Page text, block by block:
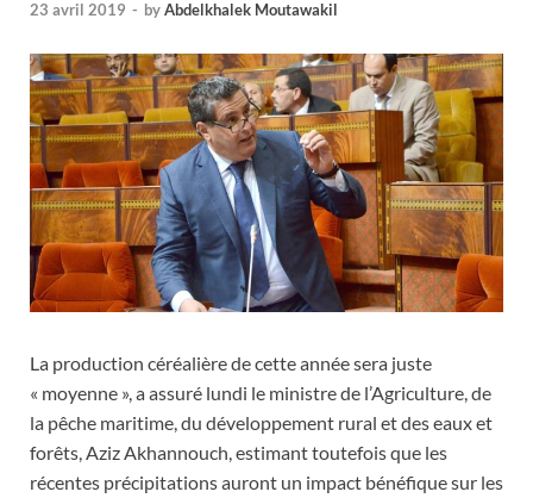
23 avril 2019 - byAbdelkhalek Moutawakil
La production céréalière de cette année sera juste
« moyenne », a assuré lundi le ministre de l’Agriculture, de
la pêche maritime, du développement rural et des eaux et
forêts, Aziz Akhannouch, estimant toutefois que les
récentes précipitations auront un impact bénéfique sur les